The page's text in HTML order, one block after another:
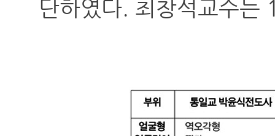
단하였다. 최창석교수는